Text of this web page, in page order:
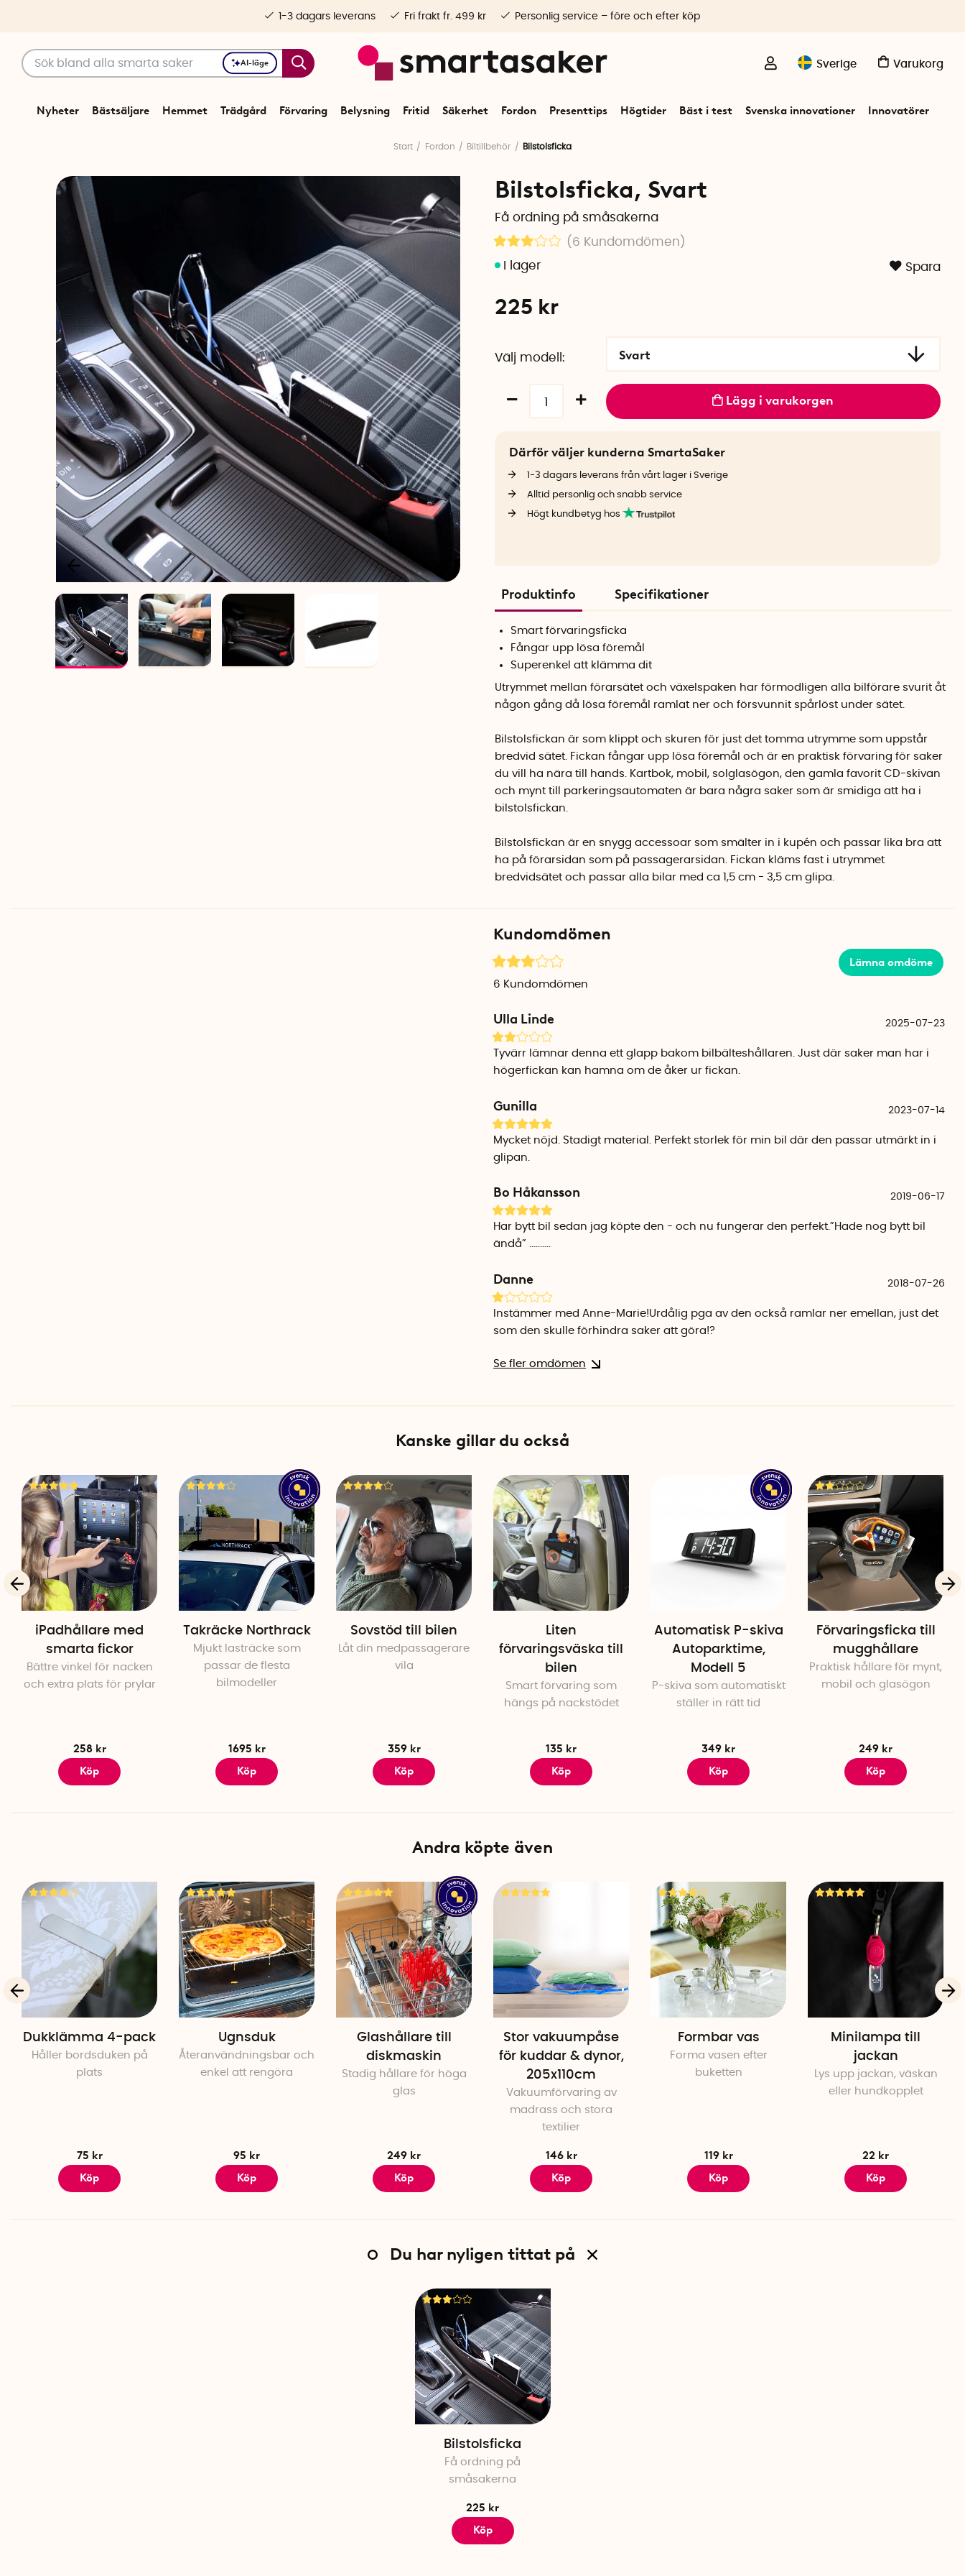
AI-läge Sverige Varukorg
Nyheter Bästsäljare Hemmet Trädgård Förvaring Belysning Fritid Säkerhet Fordon Presenttips Högtider Bäst i test Svenska innovationer Innovatörer
1-3 dagars leverans Fri frakt fr. 499 kr Personlig service – före och efter köp
Start Fordon Biltillbehör Bilstolsficka
Bilstolsficka, Svart
Få ordning på småsakerna
(6 Kundomdömen )
Spara
225 kr
Välj modell Svart
Lägg i varukorgen
Därför väljer kunderna SmartaSaker
1-3 dagars leverans från vårt lager i Sverige
Alltid personlig och snabb service
Högt kundbetyg hos
Produktinfo Specifikationer
Smart förvaringsficka
Fångar upp lösa föremål
Superenkel att klämma dit
Utrymmet mellan förarsätet och växelspaken har förmodligen alla bilförare svurit åt
någon gång då lösa föremål ramlat ner och försvunnit spårlöst under sätet.
Bilstolsfickan är som klippt och skuren för just det tomma utrymme som uppstår
bredvid sätet. Fickan fångar upp lösa föremål och är en praktisk förvaring för saker
du vill ha nära till hands. Kartbok, mobil, solglasögon, den gamla favorit CD-skivan
och mynt till parkeringsautomaten är bara några saker som är smidiga att ha i
bilstolsfickan.
Bilstolsfickan är en snygg accessoar som smälter in i kupén och passar lika bra att
ha på förarsidan som på passagerarsidan. Fickan kläms fast i utrymmet
bredvidsätet och passar alla bilar med ca 1,5 cm - 3,5 cm glipa.
Kundomdömen
Lämna omdöme
6 Kundomdömen
Ulla Linde 2025-07-23
Tyvärr lämnar denna ett glapp bakom bilbälteshållaren. Just där saker man har i
högerfickan kan hamna om de åker ur fickan.
Gunilla 2023-07-14
Mycket nöjd. Stadigt material. Perfekt storlek för min bil där den passar utmärkt in i
glipan.
Bo Håkansson 2019-06-17
Har bytt bil sedan jag köpte den - och nu fungerar den perfekt.”Hade nog bytt bil
ändå” ..........
Danne 2018-07-26
Instämmer med Anne-Marie!Urdålig pga av den också ramlar ner emellan, just det
som den skulle förhindra saker att göra!?
Se fler omdömen
Kanske gillar du också
iPadhållare med
smarta fickor
Bättre vinkel för nacken
och extra plats för prylar
258 kr
Köp
Takräcke Northrack
Mjukt lasträcke som
passar de flesta
bilmodeller
1695 kr
Köp
Sovstöd till bilen
Låt din medpassagerare
vila
359 kr
Köp
Liten
förvaringsväska till
bilen
Smart förvaring som
hängs på nackstödet
135 kr
Köp
Automatisk P-skiva
Autoparktime,
Modell 5
P-skiva som automatiskt
ställer in rätt tid
349 kr
Köp
Förvaringsficka till
mugghållare
Praktisk hållare för mynt,
mobil och glasögon
249 kr
Köp
Andra köpte även
Dukklämma 4-pack
Håller bordsduken på
plats
75 kr
Köp
Ugnsduk
Återanvändningsbar och
enkel att rengöra
95 kr
Köp
Glashållare till
diskmaskin
Stadig hållare för höga
glas
249 kr
Köp
Stor vakuumpåse
för kuddar & dynor,
205x110cm
Vakuumförvaring av
madrass och stora
textilier
146 kr
Köp
Formbar vas
Forma vasen efter
buketten
119 kr
Köp
Minilampa till
jackan
Lys upp jackan, väskan
eller hundkopplet
22 kr
Köp
Du har nyligen tittat på
Bilstolsficka
Få ordning på
småsakerna
225 kr
Köp